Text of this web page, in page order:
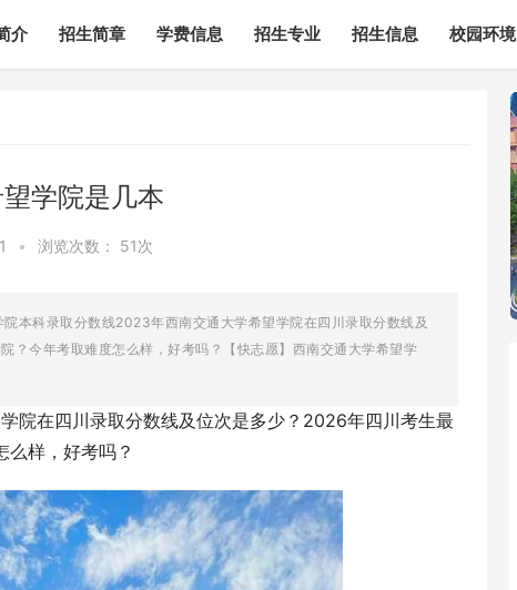
介 招生简章 学费信息 招生专业 招生信息 校园环境
学院是几本
• 浏览次数： 51次
本科录取分数线2023年西南交通大学希望学院在四川录取分数线及
？今年考取难度怎么样，好考吗？【快志愿】西南交通大学希望学
院在四川录取分数线及位次是多少？2026年四川考生最
么样，好考吗？